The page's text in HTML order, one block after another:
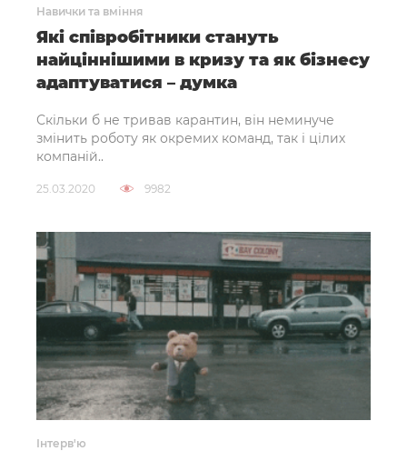
Навички та вміння
Які співробітники стануть
найціннішими в кризу та як бізнесу
адаптуватися – думка
Скільки б не тривав карантин, він неминуче
змінить роботу як окремих команд, так і цілих
компаній..
25.03.2020 9982
Інтерв'ю